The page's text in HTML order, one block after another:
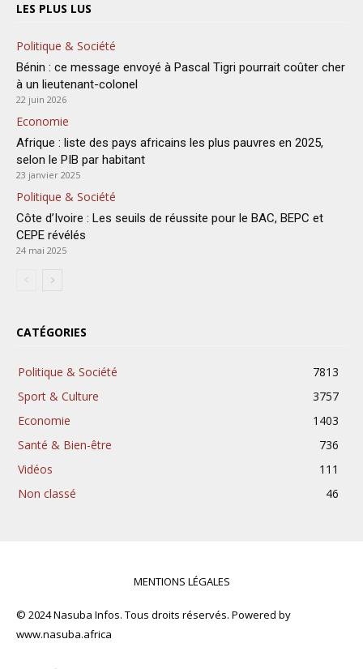
LES PLUS LUS
Politique & Société
Bénin : ce message envoyé à Pascal Tigri pourrait coûter cher
à un lieutenant-colonel
22 juin 2026
Economie
Afrique : liste des pays africains les plus pauvres en 2025,
selon le PIB par habitant
23 janvier 2025
Politique & Société
Côte d’Ivoire : Les seuils de réussite pour le BAC, BEPC et
CEPE révélés
24 mai 2025
CATÉGORIES
Politique & Société
7813
Sport & Culture
3757
Economie
1403
Santé & Bien-être
736
Vidéos
111
Non classé
46
MENTIONS LÉGALES
© 2024 Nasuba Infos. Tous droits réservés. Powered by
www.nasuba.africa